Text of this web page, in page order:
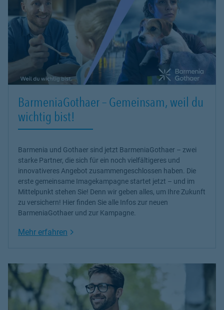
BarmeniaGothaer – Gemeinsam, weil du
wichtig bist!
Barmenia und Gothaer sind jetzt BarmeniaGothaer – zwei
starke Partner, die sich für ein noch vielfältigeres und
innovativeres Angebot zusammengeschlossen haben. Die
erste gemeinsame Imagekampagne startet jetzt – und im
Mittelpunkt stehen Sie! Denn wir geben alles, um Ihre Zukunft
zu versichern! Hier finden Sie alle Infos zur neuen
BarmeniaGothaer und zur Kampagne.
Mehr erfahren Link Opens in New Tab